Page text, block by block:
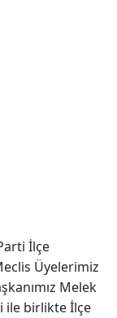
İlçe
Üyelerimiz
Melek
ile birlikte İlçe